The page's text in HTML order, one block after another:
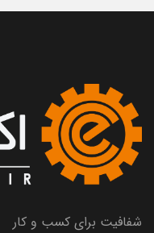
شفافیت برای کسب و کار